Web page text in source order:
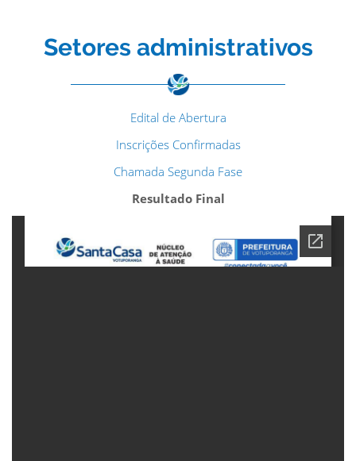
TODOS OS CAMPOS SÃO OBRIGATÓRIOS.
Setores administrativos
Edital de Abertura
Inscrições Confirmadas
Chamada Segunda Fase
Resultado Final